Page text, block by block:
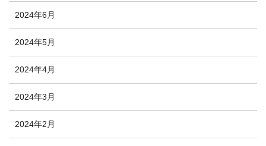
2024年6月
2024年5月
2024年4月
2024年3月
2024年2月